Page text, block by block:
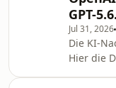
Zu hohe
Aufpreise
GPT-5.6.
Jul 31, 2026
Die KI-
Hier die